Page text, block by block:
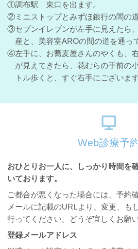
①調布駅 東口を出ます。
②ミニストップとみずほ銀行の間の
③セブンイレブンが左手に見えたら
産と、美容室AROの間の道を通っ
④左手に、お蕎麦屋さんのやくも、
が見えてきたら、花むらの手前の
トル歩くと、すぐ右手にございます
Web診療予
おひとりお一人に、しっかり時間を
いております。
ご都合が悪くなった場合には、予約
メールに記載のURLより、変更、も
行ってください。どうぞ宜しくお願
登録メールアドレス